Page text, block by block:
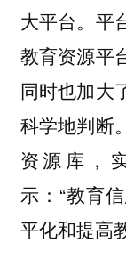
大平台。平
教育资源平
同时也加大
科学地判断
资源库，
示：“教育
平化和提高